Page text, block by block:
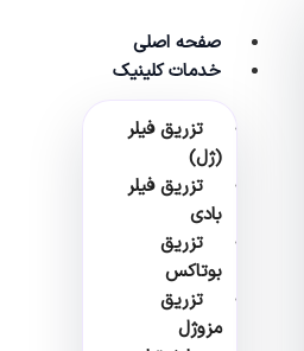
محتوا
صفحه اصلی
خدمات کلینیک
تزریق فیلر
(ژل)
تزریق فیلر
بادی
تزریق
بوتاکس
تزریق
مزوژل